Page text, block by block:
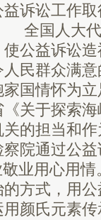
诉讼工作
全国人大代
公益诉讼
人民群众
国情怀为
关于探索
关的担当
院通过公
敬业用心
方式，用
颜氏元素